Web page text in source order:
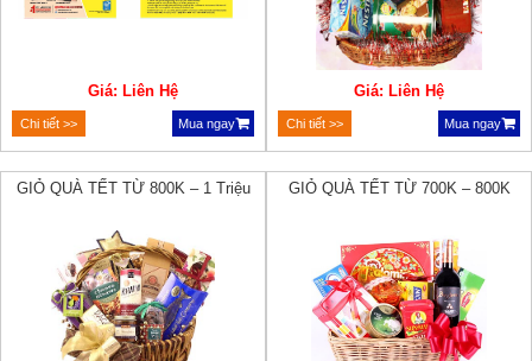
Giá: Liên Hệ
Chi tiết >> Mua ngay
Giá: Liên Hệ
Chi tiết >> Mua ngay
GIỎ QUÀ TẾT TỪ 800K – 1 Triệu GIỎ QUÀ TẾT TỪ 700K – 800K